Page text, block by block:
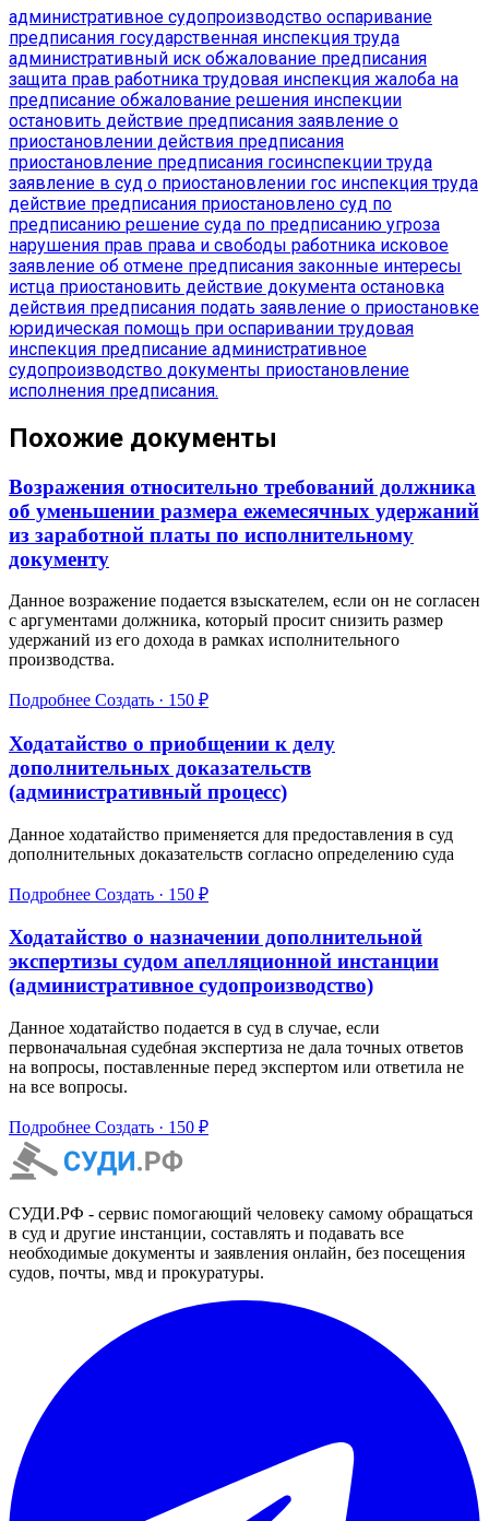
административное судопроизводство оспаривание
предписания государственная инспекция труда
административный иск обжалование предписания
защита прав работникатрудовая инспекция жалоба на
предписание обжалование решения инспекции
остановить действие предписания заявление о
приостановлении действия предписания
приостановление предписания госинспекции труда
заявление в суд о приостановлении гос инспекция труда
действие предписания приостановлено суд по
предписанию решение суда по предписанию угроза
нарушения прав права и свободы работника исковое
заявление об отмене предписания законные интересы
истца приостановить действие документа остановка
действия предписания подать заявление о приостановке
юридическая помощь при оспариваниитрудовая
инспекция предписание административное
судопроизводство документы приостановление
исполнения предписания.
Похожие документы
Возражения относительно требований должника
об уменьшении размера ежемесячных удержаний
из заработной платы по исполнительному
документу
Данное возражение подается взыскателем, если он не согласен
с аргументами должника, который просит снизить размер
удержаний из его дохода в рамках исполнительного
производства.
Подробнее Создать · 150 ₽
Ходатайство о приобщении к делу
дополнительных доказательств
(административный процесс)
Данное ходатайство применяется для предоставления в суд
дополнительных доказательств согласно определению суда
Подробнее Создать · 150 ₽
Ходатайство о назначении дополнительной
экспертизы судом апелляционной инстанции
(административное судопроизводство)
Данное ходатайство подается в суд в случае, если
первоначальная судебная экспертиза не дала точных ответов
на вопросы, поставленные перед экспертом или ответила не
на все вопросы.
Подробнее Создать · 150 ₽
СУДИ.РФ - сервис помогающий человеку самому обращаться
в суд и другие инстанции, составлять и подавать все
необходимые документы и заявления онлайн, без посещения
судов, почты, мвд и прокуратуры.